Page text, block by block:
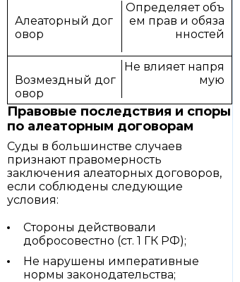
Определяет объ
ем прав и обяза
нностей
Не влияет напря
мую
Правовые последствия и споры
по алеаторным договорам
Суды в большинстве случаев
признают правомерность
заключения алеаторных договоров,
если соблюдены следующие
условия:
Стороны действовали
добросовестно (ст. 1 ГК РФ);
Не нарушены императивные
нормы законодательства;